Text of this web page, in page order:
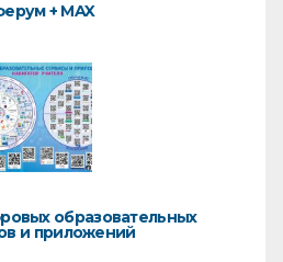
+ MAX
образовательных
и приложений